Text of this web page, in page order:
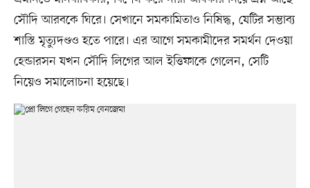
সৌদি আরবকে ঘিরে। সেখানে সমকামিতাও নিষিদ্ধ, যেটির সম্ভাব্য
শাস্তি মৃত্যুদণ্ডও হতে পারে। এর আগে সমকামীদের সমর্থন দেওয়া
হেন্ডারসন যখন সৌদি লিগের আল ইত্তিফাকে গেলেন, সেটি
নিয়েও সমালোচনা হয়েছে।